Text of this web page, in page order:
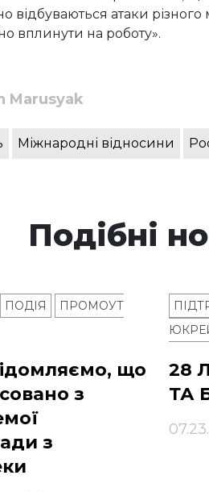
відбуваються атаки
вплинути на роботу».
Marusyak
Міжнародні відносини
Подібні
ПОДІЯ
ПРОМОУТ
що
з
з
28
ТА